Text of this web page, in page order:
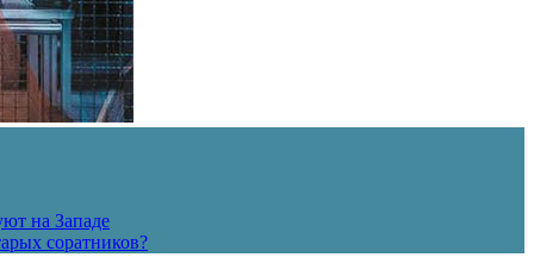
на Западе
соратников?